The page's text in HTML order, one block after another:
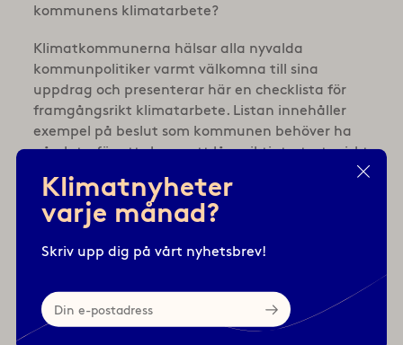
kommunens klimatarbete?
Klimatkommunerna hälsar alla nyvalda
kommunpolitiker varmt välkomna till sina
uppdrag och presenterar här en checklista för
framgångsrikt klimatarbete. Listan innehåller
exempel på beslut som kommunen behöver ha
på plats, för att skapa ett långsiktigt, strategiskt
en lista över de framgångsfaktorer som vi har
identifierat.
Läs: Klimatguide kommunpolitiker
Klimatnyheter
varje månad?
Skriv upp dig på vårt nyhetsbrev!
Din
e-
postadress